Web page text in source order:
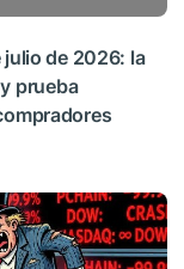
julio de 2026: la
prueba